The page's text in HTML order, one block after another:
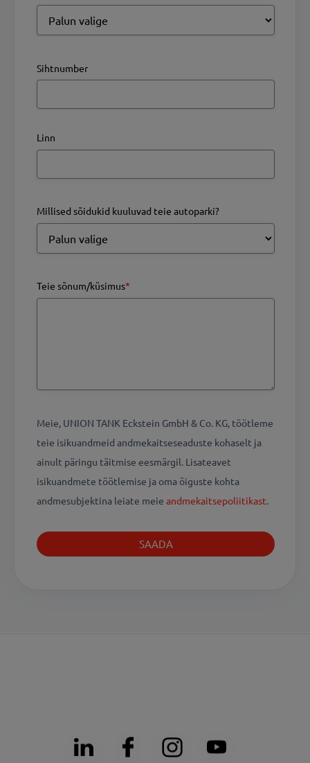
Sihtnumber
Linn
Millised sõidukid kuuluvad teie autoparki?
Teie sõnum/küsimus*
Meie, UNION TANK Eckstein GmbH & Co. KG, töötleme
teie isikuandmeid andmekaitseseaduste kohaselt ja
ainult päringu täitmise eesmärgil. Lisateavet
isikuandmete töötlemise ja oma õiguste kohta
andmesubjektina leiate meie andmekaitsepoliitikast.